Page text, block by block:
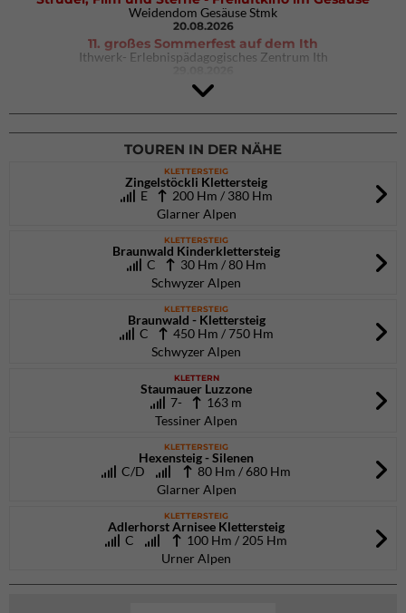
Weidendom Gesäuse Stmk
20.08.2026
11. großes Sommerfest auf dem Ith
Ithwerk- Erlebnispädagogisches Zentrum Ith
4Blocs KIDS 2026
DAV Kletter- & Boulderzentrum München Süd (Thalkirchen)
26.09.2026
TOUREN IN DER NÄHE
KLETTERSTEIG
Zingelstöckli Klettersteig
E 200 Hm / 380 Hm
Glarner Alpen
KLETTERSTEIG
Braunwald Kinderklettersteig
C 30 Hm / 80 Hm
Schwyzer Alpen
KLETTERSTEIG
Braunwald - Klettersteig
C 450 Hm / 750 Hm
Schwyzer Alpen
KLETTERN
Staumauer Luzzone
7-
163 m
Tessiner Alpen
KLETTERSTEIG
Hexensteig - Silenen
C/D
80 Hm / 680 Hm
Glarner Alpen
KLETTERSTEIG
Adlerhorst Arnisee Klettersteig
C
100 Hm / 205 Hm
Urner Alpen